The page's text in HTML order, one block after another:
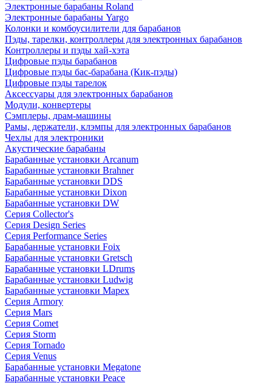
Электронные барабаны Roland
Электронные барабаны Yargo
Колонки и комбоусилители для барабанов
Пэды, тарелки, контроллеры для электронных барабанов
Контроллеры и пэды хай-хэта
Цифровые пэды барабанов
Цифровые пэды бас-барабана (Кик-пэды)
Цифровые пэды тарелок
Аксессуары для электронных барабанов
Модули, конвертеры
Сэмплеры, драм-машины
Рамы, держатели, клэмпы для электронных барабанов
Чехлы для электроники
Акустические барабаны
Барабанные установки Arcanum
Барабанные установки Brahner
Барабанные установки DDS
Барабанные установки Dixon
Барабанные установки DW
Серия Collector's
Серия Design Series
Серия Performance Series
Барабанные установки Foix
Барабанные установки Gretsch
Барабанные установки LDrums
Барабанные установки Ludwig
Барабанные установки Mapex
Серия Armory
Серия Mars
Серия Comet
Серия Storm
Серия Tornado
Серия Venus
Барабанные установки Megatone
Барабанные установки Peace